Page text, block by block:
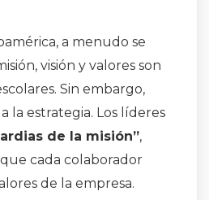
a menudo se
visión y valores son
Sin embargo,
la estrategia. Los líderes
de la misión”,
cada colaborador
de la empresa.